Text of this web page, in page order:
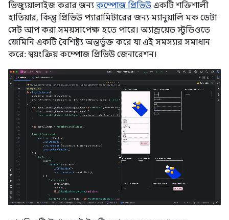
ভিজ্যুয়ালাইজ করার জন্য কম্পোজ প্রিভিউ একটি শক্তিশালী
হাতিয়ার, কিন্তু প্রিভিউ প্যারামিটারের জন্য ম্যানুয়ালি মক ডেটা
সেট আপ করা সময়সাপেক্ষ হতে পারে। অ্যান্ড্রয়েড স্টুডিওতে
জেমিনি একটি বৈশিষ্ট্য অন্তর্ভুক্ত করে যা এই সমস্যার সমাধান
করে: স্বয়ংক্রিয় কম্পোজ প্রিভিউ জেনারেশন।